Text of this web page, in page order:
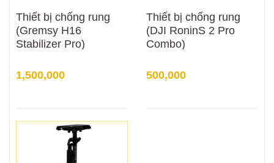
Thiết bị chống rung
(Gremsy H16
Stabilizer Pro)
1,500,000
Thiết bị chống rung
(DJI RoninS 2 Pro
Combo)
500,000